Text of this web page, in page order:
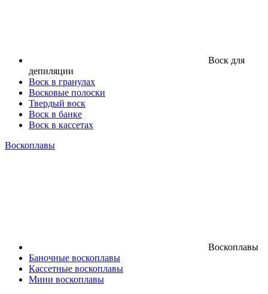
Воск для
депиляции
Воск в гранулах
Восковые полоски
Твердый воск
Воск в банке
Воск в кассетах
Воскоплавы
Воскоплавы
Баночные воскоплавы
Кассетные воскоплавы
Мини воскоплавы